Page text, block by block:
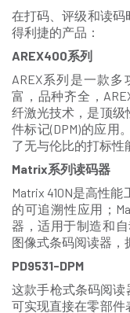
在打码、评级和读码
得利捷的产品：
AREX400系列
AREX系列是一款
富，品种齐全，
纤激光技术，是顶级
件标记(DPM)的应用
了无与伦比的打标性
Matrix系列读码器
Matrix 410N是高性
的可追溯性应用；
器，适用于制造和
图像式条码阅读器，
PD9531-DPM
这款手枪式条码阅读
可实现直接在零部件